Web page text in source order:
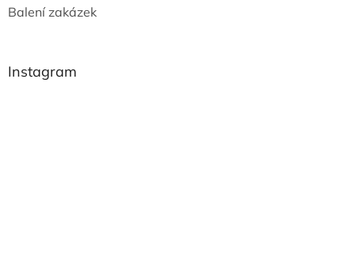
Balení zakázek
Instagram